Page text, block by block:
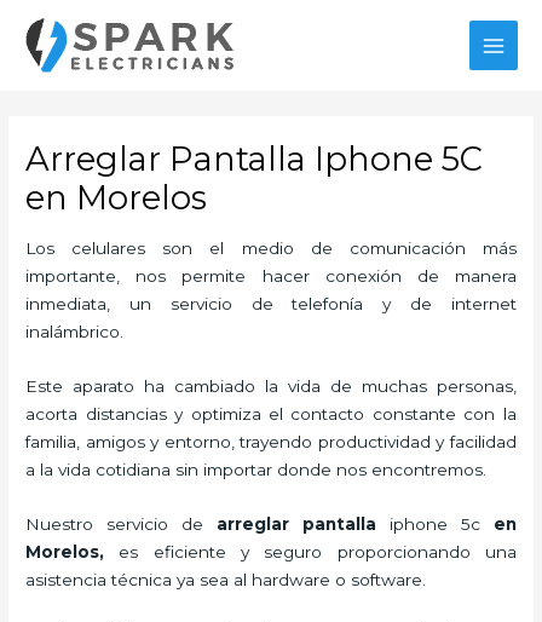
contenido
Arreglar Pantalla Iphone 5C
en Morelos
Los celulares son el medio de comunicación más
importante, nos permite hacer conexión de manera
inmediata, un servicio de telefonía y de internet
inalámbrico.
Este aparato ha cambiado la vida de muchas personas,
acorta distancias y optimiza el contacto constante con la
familia, amigos y entorno, trayendo productividad y facilidad
a la vida cotidiana sin importar donde nos encontremos.
Nuestro servicio de arreglar pantalla iphone 5c en
Morelos, es eficiente y seguro proporcionando una
asistencia técnica ya sea al hardware o software.